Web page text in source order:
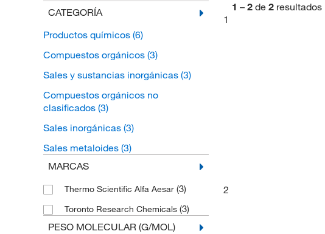
CATEGORÍA
Productos químicos (6)
Compuestos orgánicos (3)
Sales y sustancias inorgánicas (3)
Compuestos orgánicos no
clasificados (3)
Sales inorgánicas (3)
Sales metaloides (3)
MARCAS
Thermo Scientific Alfa Aesar (3)
Toronto Research Chemicals (3)
PESO MOLECULAR (G/MOL)
1 – 2 de 2 resultados
1
2